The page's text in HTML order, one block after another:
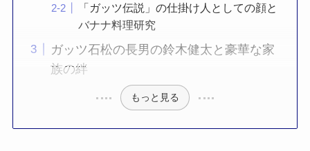
「ガッツ伝説」の仕掛け人としての顔と
バナナ料理研究
ガッツ石松の長男の鈴木健太と豪華な家
族の絆
もっと見る